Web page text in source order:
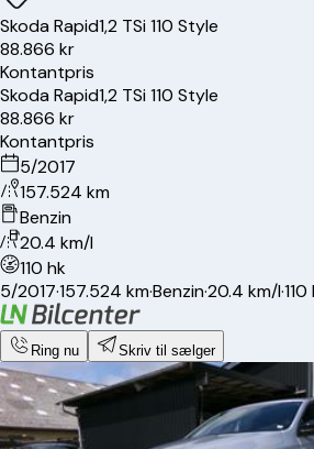
SkodaRapid1,2 TSi 110 Style
88.866 kr
Kontantpris
SkodaRapid1,2 TSi 110 Style
88.866 kr
Kontantpris
5/2017
157.524 km
Benzin
20.4 km/l
110 hk
5/2017·157.524 km·Benzin·20.4 km/l·
Ring nu Skriv til sælger